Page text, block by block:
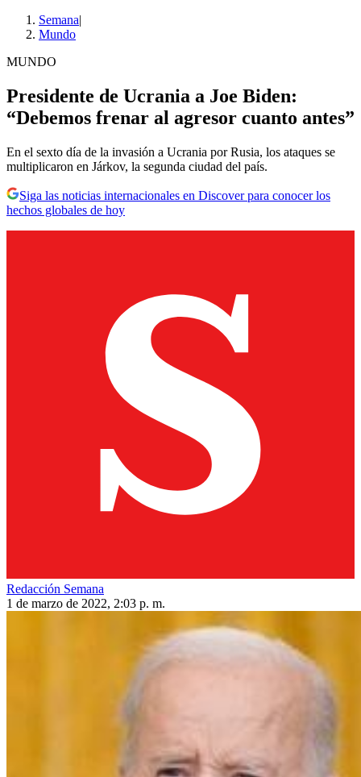
Semana|
Mundo
MUNDO
Presidente de Ucrania a Joe Biden:
“Debemos frenar al agresor cuanto antes”
En el sexto día de la invasión a Ucrania por Rusia, los ataques se
multiplicaron en Járkov, la segunda ciudad del país.
Siga las noticias internacionales en Discover para conocer los
hechos globales de hoy
Redacción Semana
1 de marzo de 2022, 2:03 p. m.